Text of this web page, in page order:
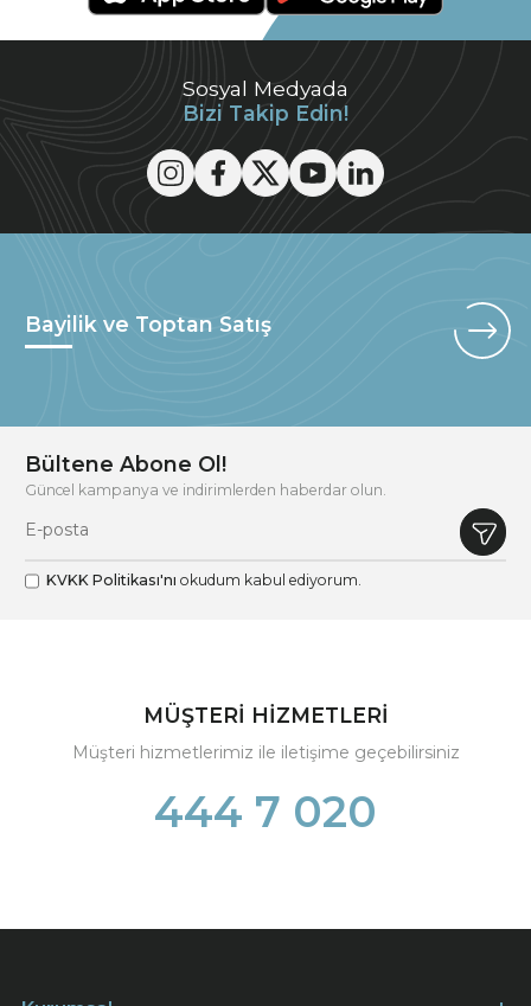
Sosyal Medyada
Bizi Takip Edin!
Bayilik ve Toptan Satış
Bültene Abone Ol!
Güncel kampanya ve indirimlerden haberdar olun.
KVKK Politikası'nı okudum kabul ediyorum.
MÜŞTERİ HİZMETLERİ
Müşteri hizmetlerimiz ile iletişime geçebilirsiniz
444 7 020